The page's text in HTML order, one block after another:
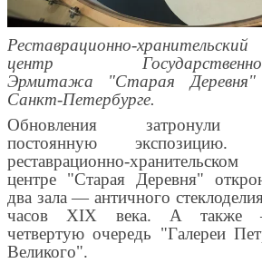
Реставрационно-хранительский
центр
Эрмитажа "Старая
Санкт-Петербурге.
Обновления затронули
постоянную экспозицию.
реставрационно-хранительском
центре "Старая Деревня"
два зала — античного
часов XIX века. А
четвертую очередь "Галереи
Великого".